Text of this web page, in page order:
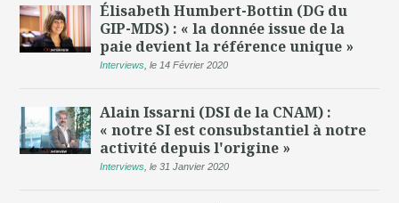
Élisabeth Humbert-Bottin (DG du
GIP-MDS) : « la donnée issue de la
paie devient la référence unique »
Interviews ,le 14 Février 2020
Alain Issarni (DSI de la CNAM) :
« notre SI est consubstantiel à notre
activité depuis l'origine »
Interviews ,le 31 Janvier 2020